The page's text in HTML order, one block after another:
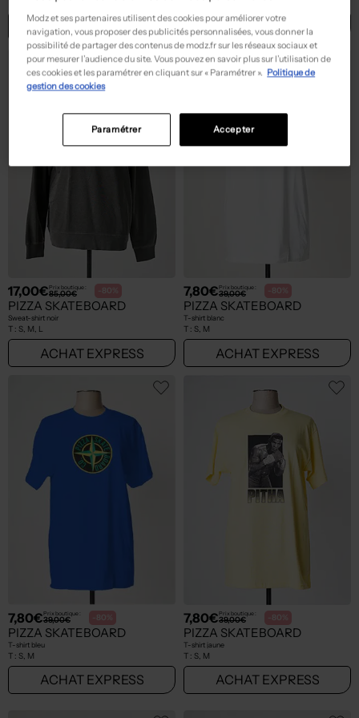
S, M, L
ACHAT EXPRESS
T :TU
ACHAT EXPRESS
17,00€Prix boutique :
85,00€ -80%
PIZZA SKATEBOARD
Sweat-shirt noir
T : S, M, L
ACHAT EXPRESS
7,80€Prix boutique :
39,00€ -80%
PIZZA SKATEBOARD
T-shirt blanc
T : S, M
ACHAT EXPRESS
7,80€Prix boutique :
39,00€ -80%
PIZZA SKATEBOARD
T-shirt bleu
T : S, M
ACHAT EXPRESS
7,80€Prix boutique :
39,00€ -80%
PIZZA SKATEBOARD
T-shirt jaune
T : S, M
ACHAT EXPRESS
Modz et ses partenaires utilisent des cookies pour améliorer votre
navigation, vous proposer des publicités personnalisées, vous donner la
possibilité de partager des contenus de modz.fr sur les réseaux sociaux et
pour mesurer l’audience du site. Vous pouvez en savoir plus sur l’utilisation de
ces cookies et les paramétrer en cliquant sur « Paramétrer ». Politique de
gestion des cookies
Accepter
Paramétrer